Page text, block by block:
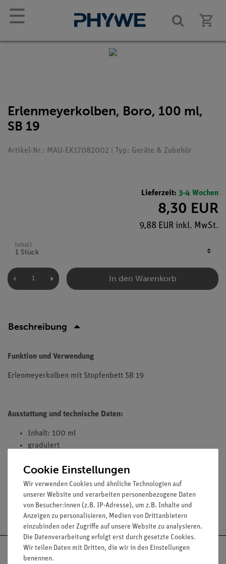
☰
Erlenmeyerkolben, Boro, 100 ml,
SB 19
Artikel-Nr.: MAU-EK17082002 | Typ: Geräte & Zubehör
Lieferzeit: 3-4 Wochen
8,30 EUR
9,88 EUR inkl. MwSt.
Inhalt
In den Warenkorb
Beschreibung
Funktion und Verwendung
Erlenmeyerkolben mit Stopfenbett SB 19
Ausstattung und technische Daten:
Inhalt: 100 ml
graduiert
Versandkostenfrei ab 300,- €
Cookie Einstellungen
Wir verwenden Cookies und ähnliche Technologien auf
unserer Website und verarbeiten personenbezogene Daten
von Besucher:innen (z.B. IP-Adresse), um z.B. Inhalte und
Anzeigen zu personalisieren, Medien von Drittanbietern
einzubinden oder Zugriffe auf unsere Website zu analysieren.
Die Datenverarbeitung erfolgt erst durch gesetzte Cookies.
Wir teilen Daten mit Dritten, die wir in den Einstellungen
benennen.